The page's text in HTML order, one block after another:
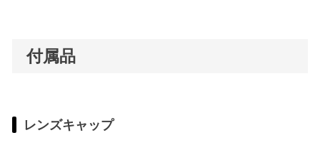
付属品
レンズキャップ